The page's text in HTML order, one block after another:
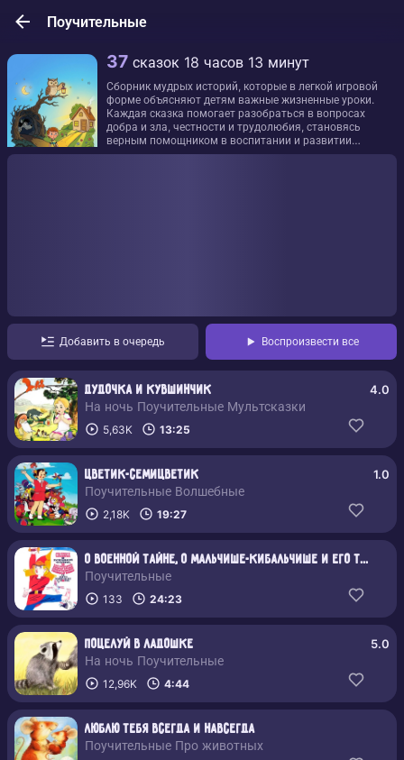
Поучительные
37 сказок 18 часов 13 минут
Сборник мудрых историй, которые в легкой игровой
форме объясняют детям важные жизненные уроки.
Каждая сказка помогает разобраться в вопросах
добра и зла, честности и трудолюбия, становясь
верным помощником в воспитании и развитии
личности ребенка.
Добавить в очередь Воспроизвести все
Дудочка и кувшинчик
На ночь Поучительные Мультсказки
4.0
5,63K 13:25
Цветик-семицветик
Поучительные Волшебные
1.0
2,18K 19:27
О Военной тайне, о Мальчише-Кибальчише и его твёрдом слове
Поучительные
133 24:23
Поцелуй в ладошке
На ночь Поучительные
5.0
12,96K 4:44
Люблю тебя всегда и навсегда
Поучительные Про животных